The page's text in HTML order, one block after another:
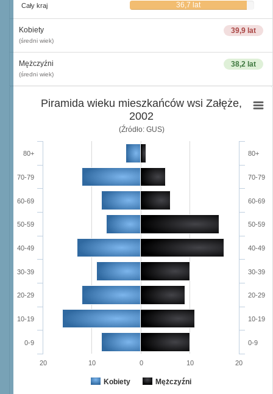
Cały kraj 36,7 lat
39,9 lat
Kobiety
(średni wiek)
38,2 lat
Mężczyźni
(średni wiek)
Piramida wieku mieszkańców wsi Załęże,
2002
(Źródło: GUS)
Kobiety Mężczyźni
0-9
10-19
20-29
30-39
40-49
50-59
60-69
70-79
80+
0-9
10-19
20-29
30-39
40-49
50-59
60-69
70-79
80+
20 10 0 10 20